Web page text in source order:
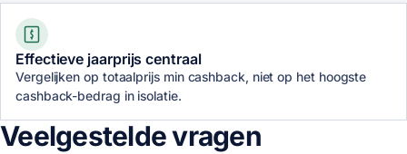
Effectieve jaarprijs centraal
Vergelijken op totaalprijs min cashback, niet op het hoogste
cashback-bedrag in isolatie.
Veelgestelde vragen